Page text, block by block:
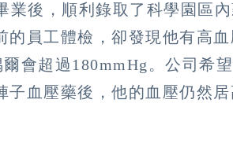
業後，順利錄取了科學園區
的員工體檢，卻發現他有高
會超過180mmHg。公司希
血壓藥後，他的血壓仍然居